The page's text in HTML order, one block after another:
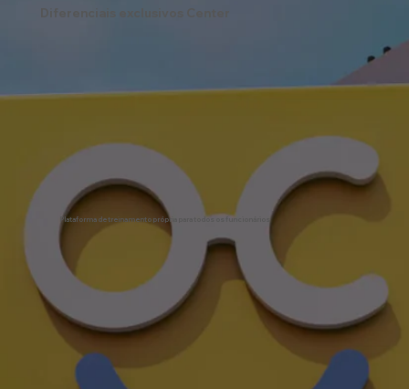
Diferenciais exclusivos Center
Plataforma de treinamento própria para todos os funcionários